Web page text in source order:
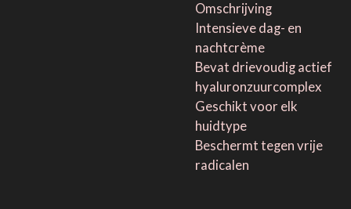
Omschrijving
Intensieve dag- en
nachtcrème
Bevat drievoudig actief
hyaluronzuurcomplex
Geschikt voor elk
huidtype
Beschermt tegen vrije
radicalen